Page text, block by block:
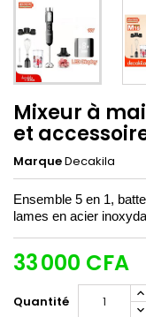
Mixeur à
et
MarqueDecakila
Ensemble 5 en 1,
lames en acier
33 000 CFA
Quantité